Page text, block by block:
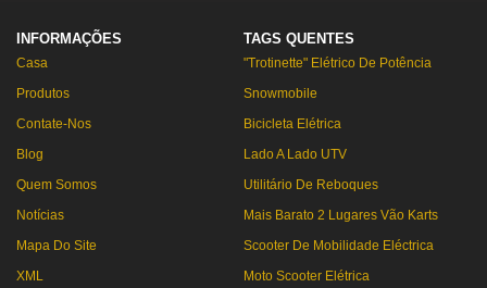
INFORMAÇÕES
Casa
Produtos
Contate-Nos
Blog
Quem Somos
Notícias
Mapa Do Site
XML
TAGS QUENTES
"Trotinette" Elétrico De Potência
Snowmobile
Bicicleta Elétrica
Lado A Lado UTV
Utilitário De Reboques
Mais Barato 2 Lugares Vão Karts
Scooter De Mobilidade Eléctrica
Moto Scooter Elétrica